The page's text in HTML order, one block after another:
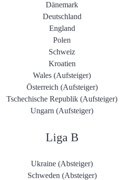
Dänemark
Deutschland
England
Polen
Schweiz
Kroatien
Wales (Aufsteiger)
Österreich (Aufsteiger)
Tschechische Republik (Aufsteiger)
Ungarn (Aufsteiger)
Liga B
Ukraine (Absteiger)
Schweden (Absteiger)